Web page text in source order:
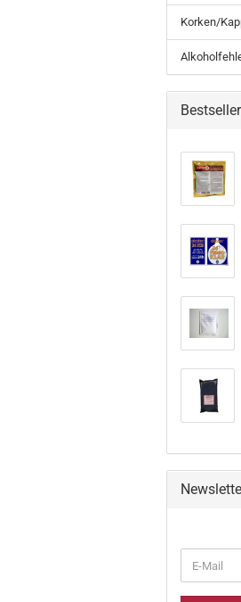
Korken/
Bestseller